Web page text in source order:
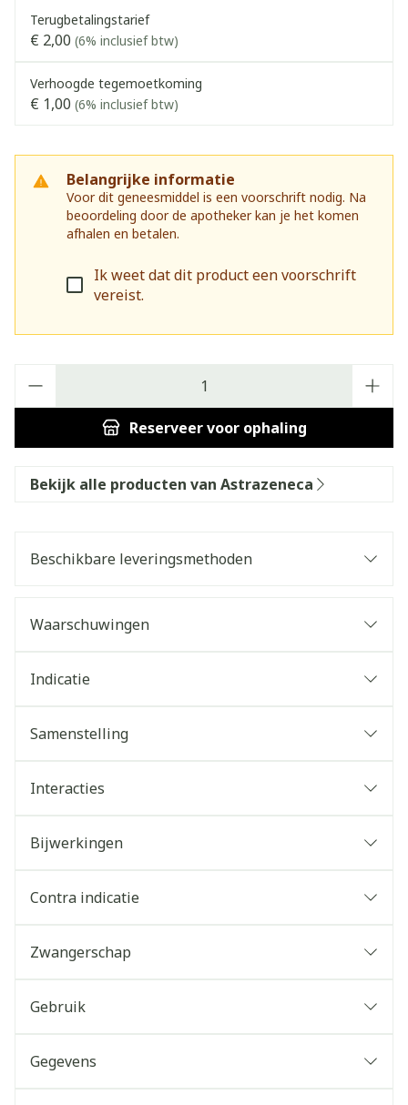
Terugbetalingstarief
€ 2,00 (6% inclusief btw)
Verhoogde tegemoetkoming
€ 1,00 (6% inclusief btw)
Belangrijke informatie
Voor dit geneesmiddel is een voorschrift nodig. Na
beoordeling door de apotheker kan je het komen
afhalen en betalen.
Ik weet dat dit product een voorschrift
vereist.
Reserveervoor ophaling
Bekijk alle producten van Astrazeneca
Beschikbare leveringsmethoden
Waarschuwingen
Indicatie
Samenstelling
Interacties
Bijwerkingen
Contra indicatie
Zwangerschap
Gebruik
Gegevens